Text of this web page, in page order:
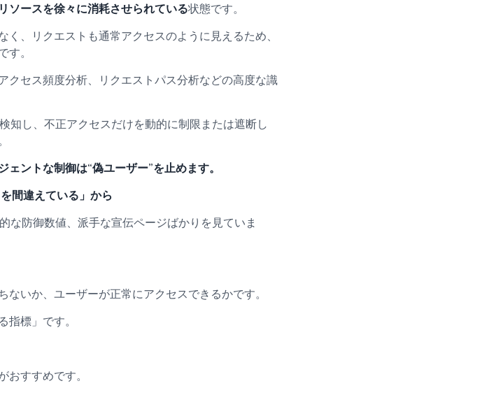
ソースを徐々に消耗させられている状態です。
、リクエストも通常アクセスのように見えるため、
す。
クセス頻度分析、リクエストパス分析などの高度な識
知し、不正アクセスだけを動的に制限または遮断し
ントな制御は“偽ユーザー”を止めます。
間違えている」から
な防御数値、派手な宣伝ページばかりを見ていま
いか、ユーザーが正常にアクセスできるかです。
指標」です。
おすすめです。